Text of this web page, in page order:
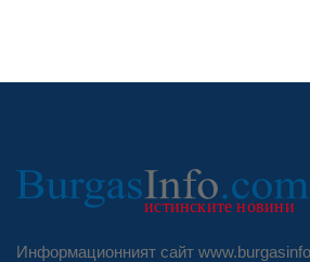
Информационният сайт